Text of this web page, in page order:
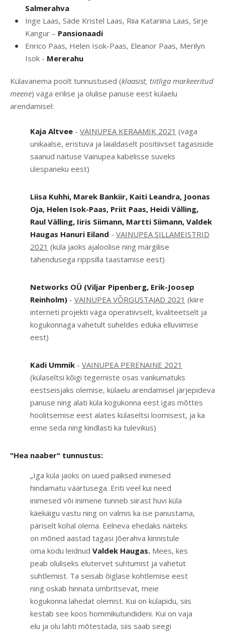
Salmerahva
Inge Laas, Säde Kristel Laas, Riia Katariina Laas, Sirje
Kangur – Pansionaadi
Enrico Paas, Helen Isok-Paas, Eleanor Paas, Merilyn
Isok - Mererahu
Külavanema poolt tunnustused (klaasist, tiitliga markeeritud
meene) väga erilise ja olulise panuse eest külaelu
arendamisel:
Kaja Altvee - VAINUPEA KERAAMIK 2021 (väga
unikaalse, eristuva ja laialdaselt positiivset tagasiside
saanud näituse Vainupea kabelisse suveks
ülespaneku eest)
Liisa Kuhhi, Marek Bankiir, Kaiti Leandra, Joonas
Oja, Helen Isok-Paas, Priit Paas, Heidi Välling,
Raul Välling, Iiris Siimann, Martti Siimann, Valdek
Haugas Hanuri Eiland - VAINUPEA SILLAMEISTRID
2021 (küla jaoks ajaloolise ning märgilise
tähendusega rippsilla taastamise eest)
Networks OÜ (Viljar Pipenberg, Erik-Joosep
Reinholm) - VAINUPEA VÕRGUSTAJAD 2021 (kiire
interneti projekti väga operatiivselt, kvaliteetselt ja
kogukonnaga vahetult suheldes eduka elluviimise
eest)
Kadi Ummik - VAINUPEA PERENAINE 2021
(külaseltsi kõigi tegemiste osas vankumatuks
eestseisjaks olemise, külaelu arendamisel järjepideva
panuse ning alati küla kogukonna eest igas mõttes
hoolitsemise eest alates külaseltsi loomisest, ja ka
enne seda ning kindlasti ka tulevikus)
"Hea naaber" tunnustus:
„Iga küla jaoks on uued paiksed inimesed
hindamatu väärtusega. Eriti veel kui need
inimesed või inimene tunneb siirast huvi küla
käekäigu vastu ning on valmis ka ise panustama,
päriselt kohal olema. Eelneva ehedaks näiteks
on mõned aastad tagasi Jõerahva kinnistule
oma kodu leidnud Valdek Haugas. Mees, kes
peab oluliseks elutervet suhtumist ja vahetut
suhtlemist. Ta seisab õiglase kohtlemise eest
ning oskab hinnata ümbritsevat, meie
kogukonna lahedat olemist. Kui on külapidu, siis
kestab see koos hommikutundideni. Kui on vaja
elu ja olu lahti mõtestada, siis saab seegi